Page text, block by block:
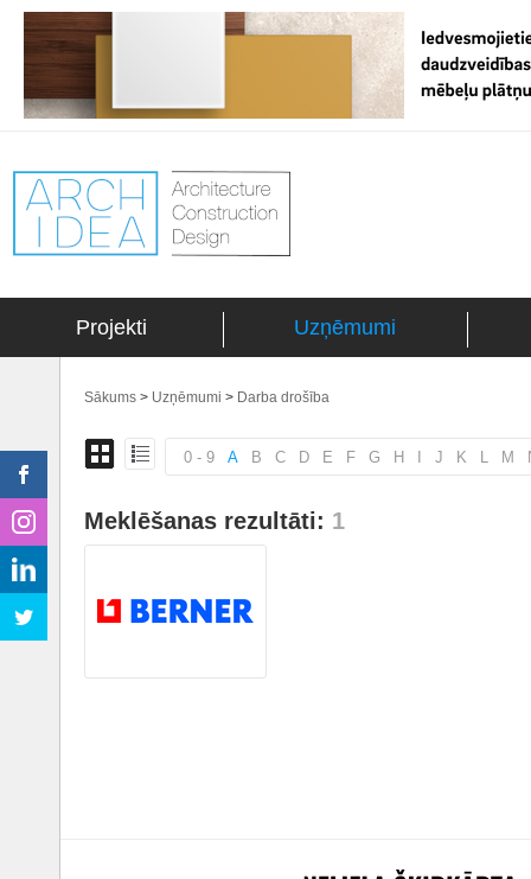
Projekti Uzņēmumi
Sākums > Uzņēmumi > Darba drošība
0 - 9 A B C D E F G H J K L M
Meklēšanas rezultāti: 1